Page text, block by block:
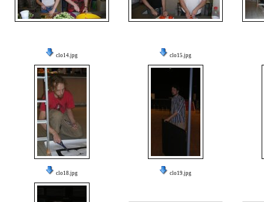
clo14.jpg clo15.jpg
clo18.jpg clo19.jpg